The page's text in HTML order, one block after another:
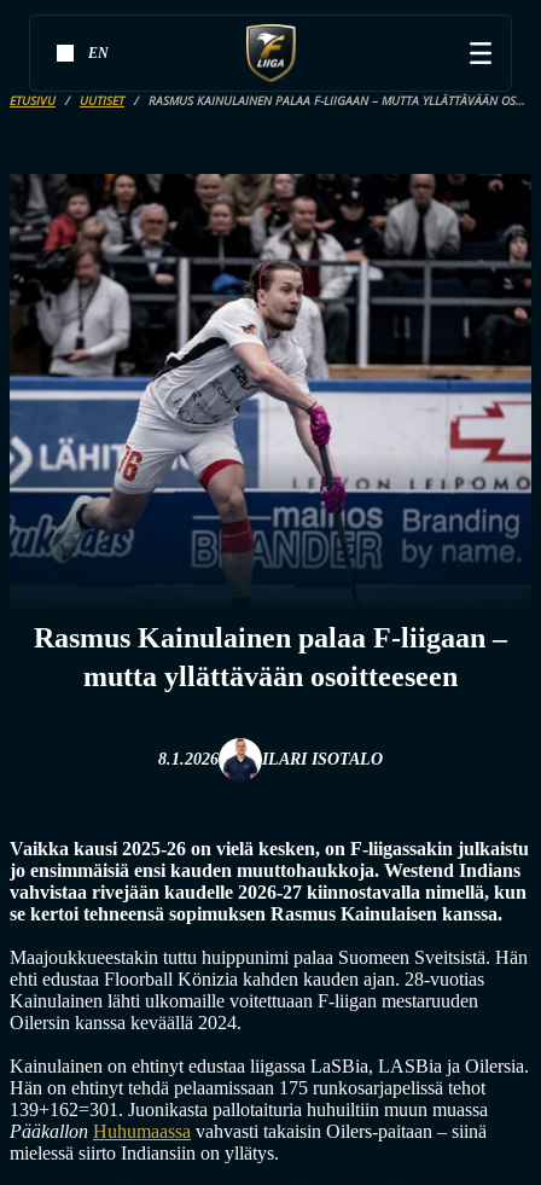
EN
ETUSIVU UUTISET RASMUS KAINULAINEN PALAA F-LIIGAAN – MUTTA YLLÄTTÄVÄÄN OSOITTEESEEN
Rasmus Kainulainen palaa F-liigaan –
mutta yllättävään osoitteeseen
8.1.2026 ILARI ISOTALO
Vaikka kausi 2025-26 on vielä kesken, on F-liigassakin julkaistu
jo ensimmäisiä ensi kauden muuttohaukkoja. Westend Indians
vahvistaa rivejään kaudelle 2026-27 kiinnostavalla nimellä, kun
se kertoi tehneensä sopimuksen Rasmus Kainulaisen kanssa.
Maajoukkueestakin tuttu huippunimi palaa Suomeen Sveitsistä. Hän
ehti edustaa Floorball Könizia kahden kauden ajan. 28-vuotias
Kainulainen lähti ulkomaille voitettuaan F-liigan mestaruuden
Oilersin kanssa keväällä 2024.
Kainulainen on ehtinyt edustaa liigassa LaSBia, LASBia ja Oilersia.
Hän on ehtinyt tehdä pelaamissaan 175 runkosarjapelissä tehot
139+162=301. Juonikasta pallotaituria huhuiltiin muun muassa
Pääkallon Huhumaassa vahvasti takaisin Oilers-paitaan – siinä
mielessä siirto Indiansiin on yllätys.